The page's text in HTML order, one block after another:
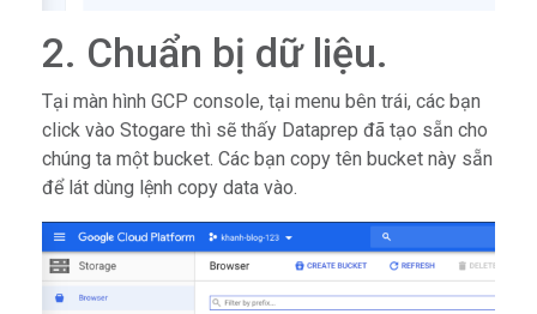
2. Chuẩn bị dữ liệu.
Tại màn hình GCP console, tại menu bên trái, các bạn
click vào Stogare thì sẽ thấy Dataprep đã tạo sẵn cho
chúng ta một bucket. Các bạn copy tên bucket này sẵn
để lát dùng lệnh copy data vào.